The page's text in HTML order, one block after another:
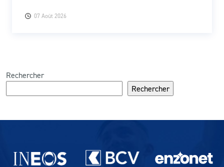
07 Août 2026
Rechercher
Rechercher
Partenaires du lausanne-Sport